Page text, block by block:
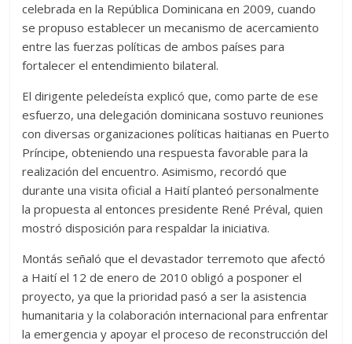
celebrada en la República Dominicana en 2009, cuando
se propuso establecer un mecanismo de acercamiento
entre las fuerzas políticas de ambos países para
fortalecer el entendimiento bilateral.
El dirigente peledeísta explicó que, como parte de ese
esfuerzo, una delegación dominicana sostuvo reuniones
con diversas organizaciones políticas haitianas en Puerto
Príncipe, obteniendo una respuesta favorable para la
realización del encuentro. Asimismo, recordó que
durante una visita oficial a Haití planteó personalmente
la propuesta al entonces presidente René Préval, quien
mostró disposición para respaldar la iniciativa.
Montás señaló que el devastador terremoto que afectó
a Haití el 12 de enero de 2010 obligó a posponer el
proyecto, ya que la prioridad pasó a ser la asistencia
humanitaria y la colaboración internacional para enfrentar
la emergencia y apoyar el proceso de reconstrucción del